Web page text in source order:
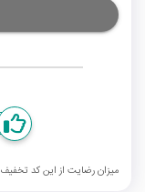
میزان رضایت از این کد تخفیف